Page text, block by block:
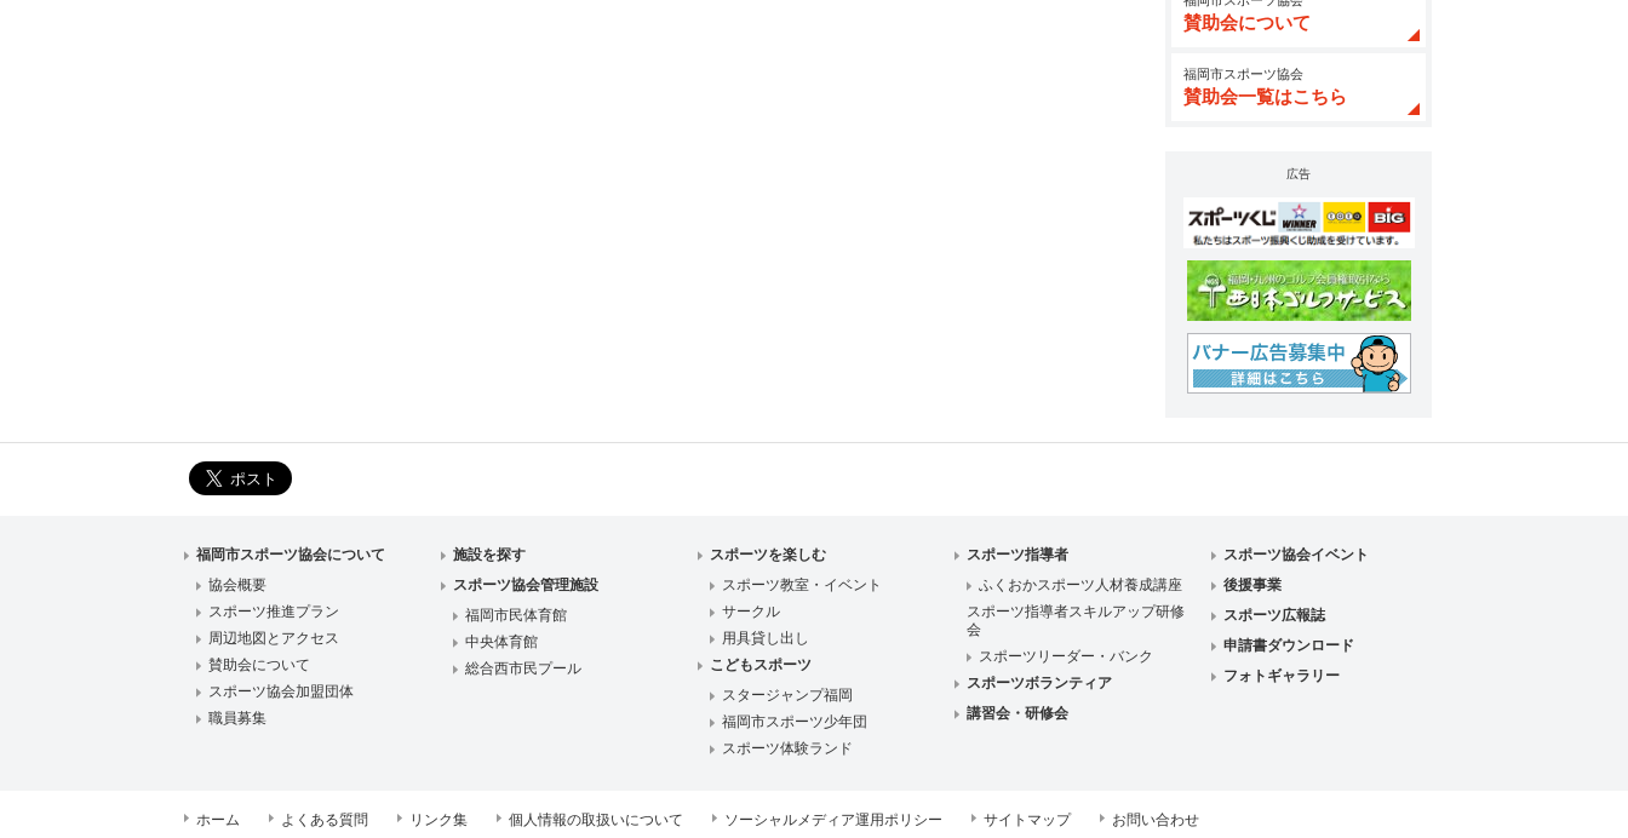
賛助会について
福岡市スポーツ協会
賛助会一覧はこちら
広告
福岡市スポーツ協会について
協会概要
スポーツ推進プラン
周辺地図とアクセス
賛助会について
スポーツ協会加盟団体
職員募集
施設を探す
スポーツ協会管理施設
福岡市民体育館
中央体育館
総合西市民プール
スポーツを楽しむ
スポーツ教室・イベント
サークル
用具貸し出し
こどもスポーツ
スタージャンプ福岡
福岡市スポーツ少年団
スポーツ体験ランド
スポーツ指導者
ふくおかスポーツ人材養成講座
スポーツ指導者スキルアップ研修
会
スポーツリーダー・バンク
スポーツボランティア
講習会・研修会
スポーツ協会イベント
後援事業
スポーツ広報誌
申請書ダウンロード
フォトギャラリー
ホーム よくある質問 リンク集 個人情報の取扱いについて ソーシャルメディア運用ポリシー サイトマップ お問い合わせ